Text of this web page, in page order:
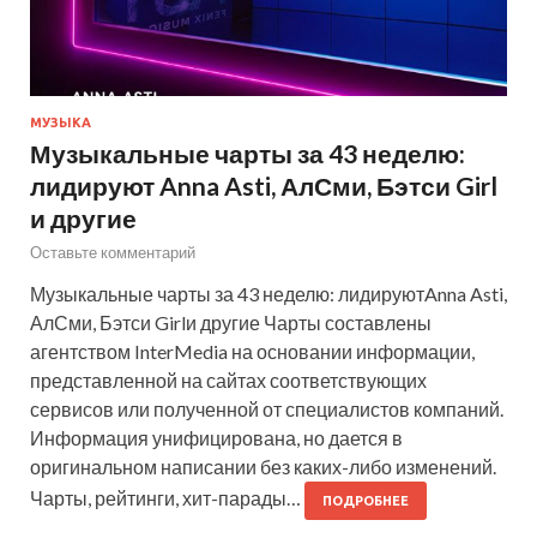
МУЗЫКА
Музыкальные чарты за 43 неделю:
лидируют Anna Asti, АлСми, Бэтси Girl
и другие
Оставьте комментарий
Музыкальные чарты за 43 неделю: лидируютAnna Asti,
АлСми, Бэтси Girlи другие Чарты составлены
агентством InterMedia на основании информации,
представленной на сайтах соответствующих
сервисов или полученной от специалистов компаний.
Информация унифицирована, но дается в
оригинальном написании без каких-либо изменений.
Чарты, рейтинги, хит-парады…
ПОДРОБНЕЕ